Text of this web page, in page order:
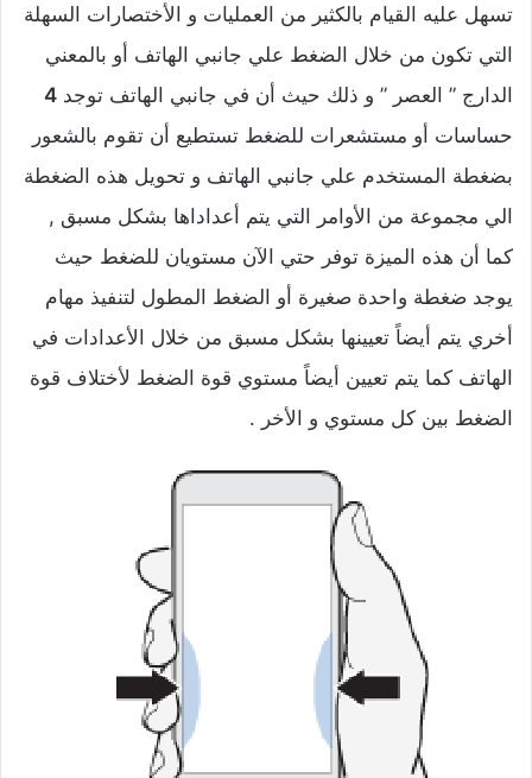
تسهل عليه القيام بالكثير من العمليات و الأختصارات السهلة
التي تكون من خلال الضغط علي جانبي الهاتف أو بالمعني
الدارج ” العصر ” و ذلك حيث أن في جانبي الهاتف توجد 4
حساسات أو مستشعرات للضغط تستطيع أن تقوم بالشعور
بضغطة المستخدم علي جانبي الهاتف و تحويل هذه الضغطة
الي مجموعة من الأوامر التي يتم أعداداها بشكل مسبق ,
كما أن هذه الميزة توفر حتي الآن مستويان للضغط حيث
يوجد ضغطة واحدة صغيرة أو الضغط المطول لتنفيذ مهام
أخري يتم أيضاً تعيينها بشكل مسبق من خلال الأعدادات في
الهاتف كما يتم تعيين أيضاً مستوي قوة الضغط لأختلاف قوة
الضغط بين كل مستوي و الأخر .